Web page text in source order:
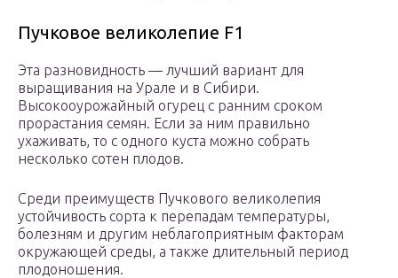
Пучковое великолепие F1
Эта разновидность — лучший вариант для
выращивания на Урале и в Сибири.
Высокооурожайный огурец с ранним сроком
прорастания семян. Если за ним правильно
ухаживать, то с одного куста можно собрать
несколько сотен плодов.
Среди преимуществ Пучкового великолепия
устойчивость сорта к перепадам температуры,
болезням и другим неблагоприятным факторам
окружающей среды, а также длительный период
плодоношения.